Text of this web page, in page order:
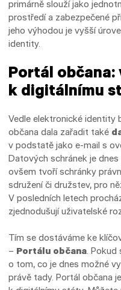
primárně slouží jako
prostředí a zabezpečené
jeho výhodou je vyšší
identity.
Portál občana:
k digitálnímu
Vedle elektronické identity
občana dala zařadit také
v podstatě jako e-mail s
Datových schránek je
ovšem tvoří schránky
sdružení či družstev, pro
V posledních letech
zjednodušují uživatelské
Tím se dostáváme ke
– Portálu občana .
o tom, co je dnes možné
právě tady. Portál občana